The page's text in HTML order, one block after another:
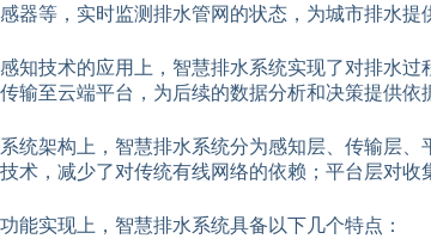
感器等，实时监测排水管网的状态，为城市排水提
感知技术的应用上，智慧排水系统实现了对排水
传输至云端平台，为后续的数据分析和决策提供依
系统架构上，智慧排水系统分为感知层、传输层
技术，减少了对传统有线网络的依赖；平台层对
功能实现上，智慧排水系统具备以下几个特点：